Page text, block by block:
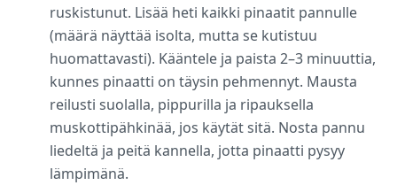
ruskistunut. Lisää heti kaikki pinaatit pannulle
(määrä näyttää isolta, mutta se kutistuu
huomattavasti). Kääntele ja paista 2–3 minuuttia,
kunnes pinaatti on täysin pehmennyt. Mausta
reilusti suolalla, pippurilla ja ripauksella
muskottipähkinää, jos käytät sitä. Nosta pannu
liedeltä ja peitä kannella, jotta pinaatti pysyy
lämpimänä.